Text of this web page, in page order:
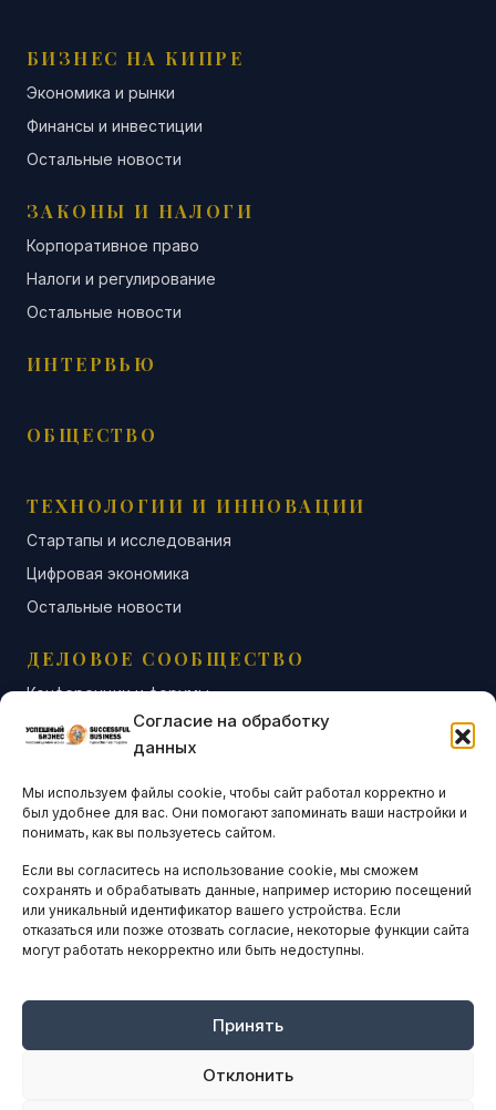
Согласие на обработку
данных
Мы используем файлы cookie, чтобы сайт работал корректно и
был удобнее для вас. Они помогают запоминать ваши настройки и
понимать, как вы пользуетесь сайтом.
Если вы согласитесь на использование cookie, мы сможем
сохранять и обрабатывать данные, например историю посещений
или уникальный идентификатор вашего устройства. Если
отказаться или позже отозвать согласие, некоторые функции сайта
могут работать некорректно или быть недоступны.
Принять
Отклонить
БИЗНЕС НА КИПРЕ
Экономика и рынки
Финансы и инвестиции
Остальные новости
ЗАКОНЫ И НАЛОГИ
Корпоративное право
Налоги и регулирование
Остальные новости
ИНТЕРВЬЮ
ОБЩЕСТВО
ТЕХНОЛОГИИ И ИННОВАЦИИ
Стартапы и исследования
Цифровая экономика
Остальные новости
ДЕЛОВОЕ СООБЩЕСТВО
Конференции и форумы
Бизнес-клубы и ассоциации
Остальные новости
АНАЛИТИКА И СТАТИСТИКА
ARTICLES IN ENGLISH
НАВИГАЦИЯ
Оплата онлайн